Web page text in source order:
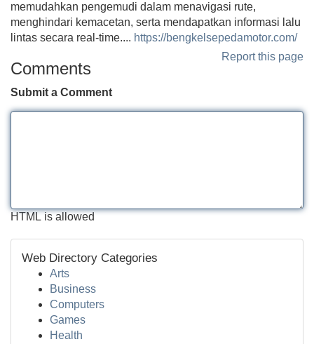
memudahkan pengemudi dalam menavigasi rute,
menghindari kemacetan, serta mendapatkan informasi lalu
lintas secara real-time.... https://bengkelsepedamotor.com/
Report this page
Comments
Submit a Comment
HTML is allowed
Web Directory Categories
Arts
Business
Computers
Games
Health